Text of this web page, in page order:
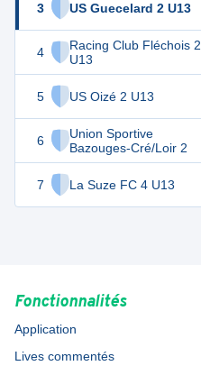
3 US Guecelard 2 U13
4
Racing Club Fléchois 2
U13
5 US Oizé 2 U13
6
Union Sportive
Bazouges-Cré/Loir 2
7 La Suze FC 4 U13
9 6
8 6
2
Fonctionnalités
Application
Lives commentés